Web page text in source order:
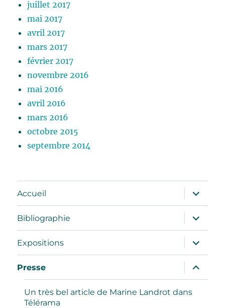
juillet 2017
mai 2017
avril 2017
mars 2017
février 2017
novembre 2016
mai 2016
avril 2016
mars 2016
octobre 2015
septembre 2014
Accueil
ouvrir
le
sous-
menu
Bibliographie
ouvrir
le
sous-
menu
Expositions
ouvrir
le
sous-
menu
Presse
ouvrir
le
sous-
menu
Un très bel article de Marine Landrot dans
Télérama